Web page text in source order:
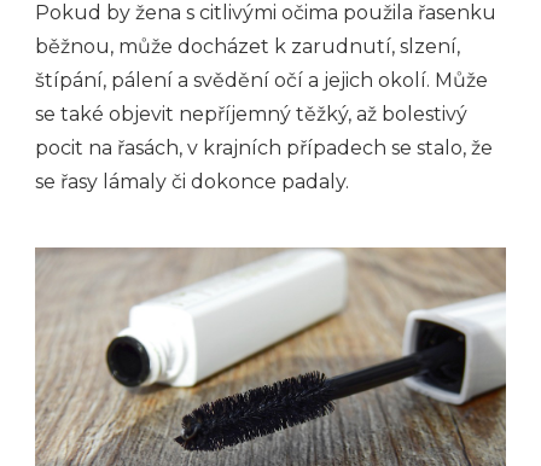
Pokud by žena s citlivými očima použila řasenku
běžnou, může docházet k zarudnutí, slzení,
štípání, pálení a svědění očí a jejich okolí. Může
se také objevit nepříjemný těžký, až bolestivý
pocit na řasách, v krajních případech se stalo, že
se řasy lámaly či dokonce padaly.